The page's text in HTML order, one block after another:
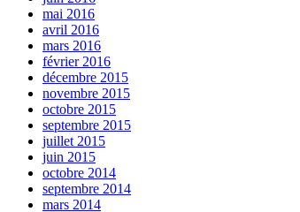
mai 2016
avril 2016
mars 2016
février 2016
décembre 2015
novembre 2015
octobre 2015
septembre 2015
juillet 2015
juin 2015
octobre 2014
septembre 2014
mars 2014